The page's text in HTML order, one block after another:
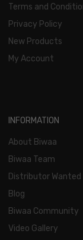
Terms and
Privacy Policy
New Products
My Account
INFORMATION
About Biwaa
Biwaa Team
Distributor Wanted
Blog
Biwaa Community
Video Gallery